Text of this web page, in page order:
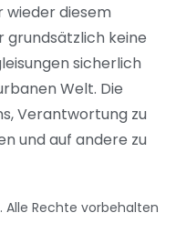
wieder diesem
grundsätzlich keine
sicherlich
Welt. Die
Verantwortung zu
und auf andere zu
Rechte vorbehalten